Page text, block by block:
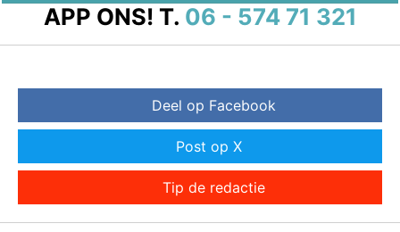
APP ONS! T. 06 - 574 71 321
Deel op Facebook
Post op X
Tip de redactie